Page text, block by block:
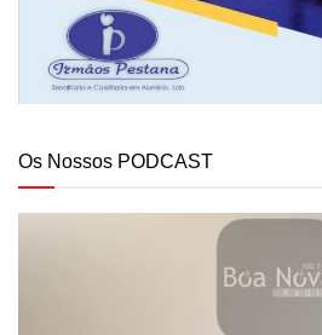
Os Nossos PODCAST